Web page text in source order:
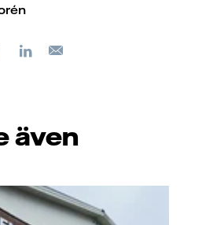
FacebookLinkedIn
även